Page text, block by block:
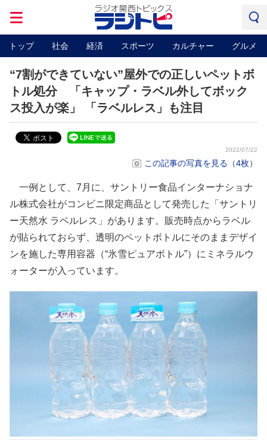
トップ 社会 経済 スポーツ カルチャー グルメ
“7割ができていない”屋外での正しいペットボ
トル処分 「キャップ・ラベル外してボック
ス投入が楽」 「ラベルレス」も注目
2022/07/22
この記事の写真を見る（4枚）
一例として、7月に、サントリー食品インターナショナ
ル株式会社がコンビニ限定商品として発売した「サントリ
ー天然水 ラベルレス」があります。販売時点からラベル
が貼られておらず、透明のペットボトルにそのままデザイ
ンを施した専用容器（“氷雪ピュアボトル”）にミネラルウ
ォーターが入っています。